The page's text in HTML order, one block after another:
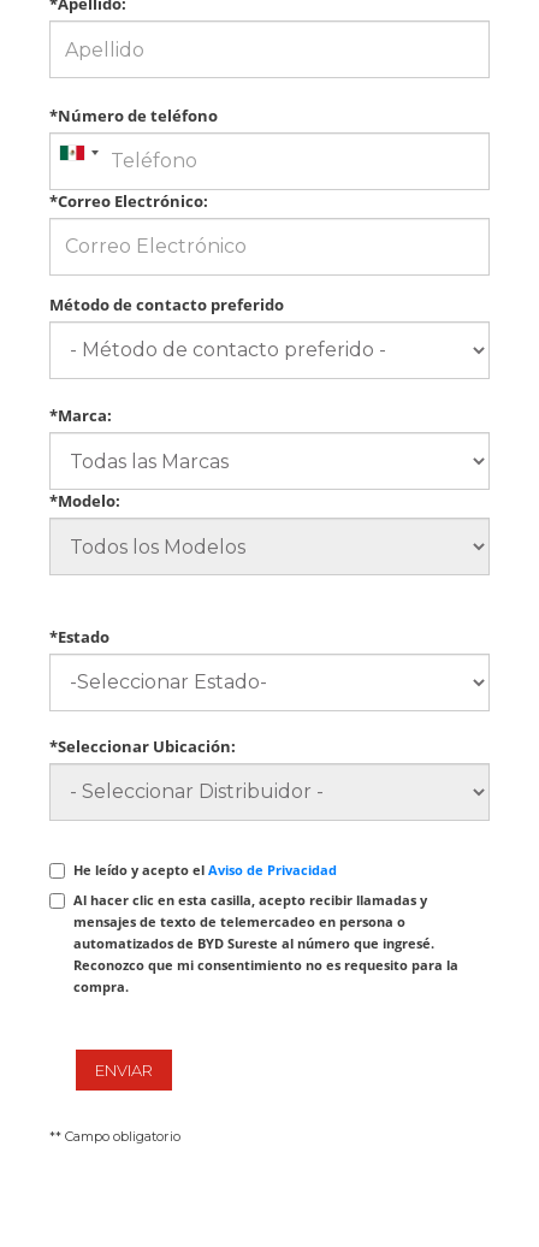
*Número de teléfono
*Correo Electrónico:
Método de contacto preferido
*Marca:
*Modelo:
*Estado
*Seleccionar Ubicación:
He leído y acepto el Aviso de Privacidad
Al hacer clic en esta casilla, acepto recibir llamadas y
mensajes de texto de telemercadeo en persona o
automatizados de BYD Sureste al número que ingresé.
Reconozco que mi consentimiento no es requesito para la
compra.
ENVIAR
** Campo obligatorio